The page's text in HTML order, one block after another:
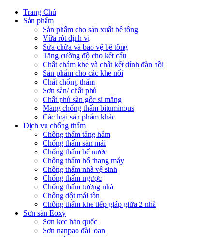
Trang Chủ
Sản phẩm
Sản phẩm cho sản xuất bê tông
Vữa rót định vị
Sửa chữa và bảo vệ bê tông
Tăng cường độ cho kết cấu
Chất chám khe và chất kết dính đàn hồi
Sản phẩm cho các khe nối
Chất chống thấm
Sơn sàn/ chất phủ
Chất phủ sàn gốc si măng
Màng chống thấm bituminous
Các loại sản phẩm khác
Dịch vụ chống thấm
Chống thấm tầng hầm
Chống thấm sàn mái
Chống thấm bể nước
Chống thấm hố thang máy
Chống thấm nhà vệ sinh
Chống thấm ngược
Chống thấm tường nhà
Chống dột mái tôn
Chống thấm khe tiếp giáp giữa 2 nhà
Sơn sàn Eoxy
Sơn kcc hàn quốc
Sơn nanpao đài loan